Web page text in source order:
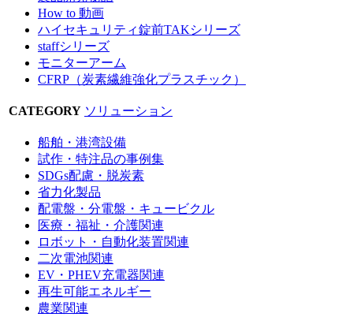
How to 動画
ハイセキュリティ錠前TAKシリーズ
staffシリーズ
モニターアーム
CFRP（炭素繊維強化プラスチック）
CATEGORY ソリューション
船舶・港湾設備
試作・特注品の事例集
SDGs配慮・脱炭素
省力化製品
配電盤・分電盤・キュービクル
医療・福祉・介護関連
ロボット・自動化装置関連
二次電池関連
EV・PHEV充電器関連
再生可能エネルギー
農業関連